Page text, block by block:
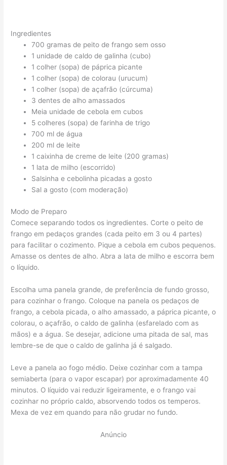
Ingredientes
700 gramas de peito de frango sem osso
1 unidade de caldo de galinha (cubo)
1 colher (sopa) de páprica picante
1 colher (sopa) de colorau (urucum)
1 colher (sopa) de açafrão (cúrcuma)
3 dentes de alho amassados
Meia unidade de cebola em cubos
5 colheres (sopa) de farinha de trigo
700 ml de água
200 ml de leite
1 caixinha de creme de leite (200 gramas)
1 lata de milho (escorrido)
Salsinha e cebolinha picadas a gosto
Sal a gosto (com moderação)
Modo de Preparo
Comece separando todos os ingredientes. Corte o peito de
frango em pedaços grandes (cada peito em 3 ou 4 partes)
para facilitar o cozimento. Pique a cebola em cubos pequenos.
Amasse os dentes de alho. Abra a lata de milho e escorra bem
o líquido.
Escolha uma panela grande, de preferência de fundo grosso,
para cozinhar o frango. Coloque na panela os pedaços de
frango, a cebola picada, o alho amassado, a páprica picante, o
colorau, o açafrão, o caldo de galinha (esfarelado com as
mãos) e a água. Se desejar, adicione uma pitada de sal, mas
lembre-se de que o caldo de galinha já é salgado.
Leve a panela ao fogo médio. Deixe cozinhar com a tampa
semiaberta (para o vapor escapar) por aproximadamente 40
minutos. O líquido vai reduzir ligeiramente, e o frango vai
cozinhar no próprio caldo, absorvendo todos os temperos.
Mexa de vez em quando para não grudar no fundo.
Anúncio